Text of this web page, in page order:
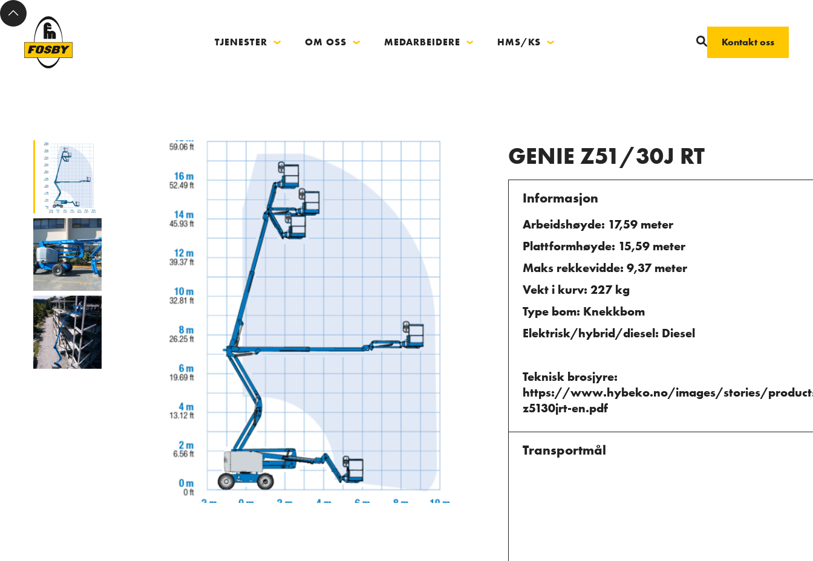
TJENESTER OM OSS MEDARBEIDERE HMS/KS Kontakt oss
GENIE Z51/30J RT
Informasjon
Arbeidshøyde: 17,59 meter
Plattformhøyde: 15,59 meter
Maks rekkevidde: 9,37 meter
Vekt i kurv: 227 kg
Type bom: Knekkbom
Elektrisk/hybrid/diesel: Diesel
Teknisk brosjyre:
https://www.hybeko.no/images/stories/
z5130jrt-en.pdf
Transportmål